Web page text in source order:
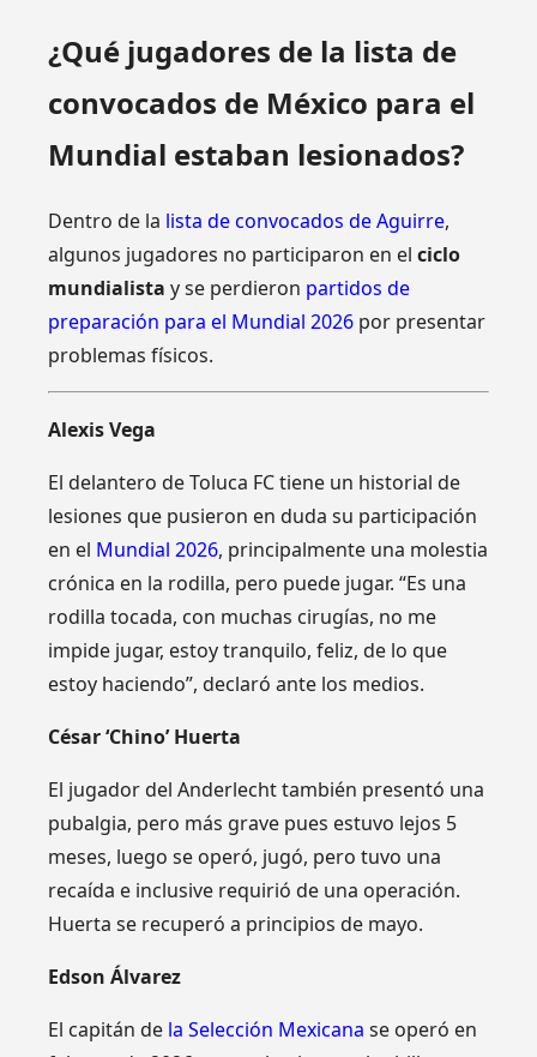
¿Qué jugadores de la lista de
convocados de México para el
Mundial estaban lesionados?
Dentro de la lista de convocados de Aguirre,
algunos jugadores no participaron en elciclo
mundialista y se perdieron partidos de
preparación para el Mundial 2026 por presentar
problemas físicos.
Alexis Vega
El delantero de Toluca FC tiene un historial de
lesiones que pusieron en duda su participación
en el Mundial 2026, principalmente una molestia
crónica en la rodilla, pero puede jugar. “Es una
rodilla tocada, con muchas cirugías, no me
impide jugar, estoy tranquilo, feliz, de lo que
estoy haciendo”, declaró ante los medios.
César ‘Chino’ Huerta
El jugador del Anderlecht también presentó una
pubalgia, pero más grave pues estuvo lejos 5
meses, luego se operó, jugó, pero tuvo una
recaída e inclusive requirió de una operación.
Huerta se recuperó a principios de mayo.
Edson Álvarez
El capitán de la Selección Mexicana se operó en